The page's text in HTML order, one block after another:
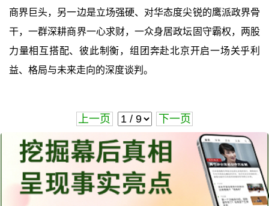
商界巨头，另一边是立场强硬、对华态度尖锐的鹰派政界骨
干，一群深耕商界一心求财，一众身居政坛固守霸权，两股
力量相互搭配、彼此制衡，组团奔赴北京开启一场关乎利
益、格局与未来走向的深度谈判。
上一页 下一页